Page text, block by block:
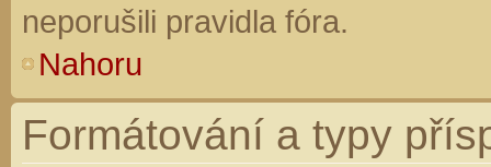
neporušili pravidla fóra.
Nahoru
Formátování a typy